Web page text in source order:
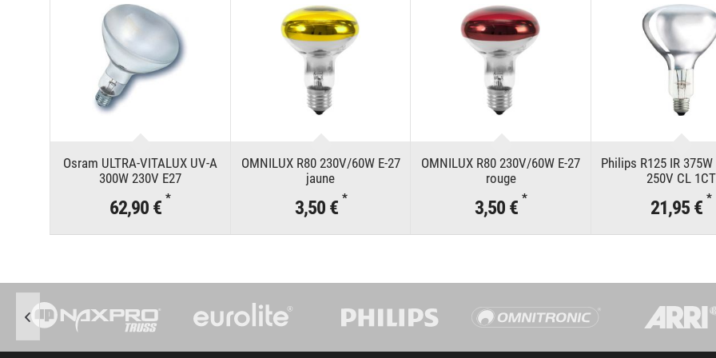
Osram ULTRA-VITALUX UV-A
300W 230V E27
62,90 € *
OMNILUX R80 230V/60W E-27
jaune
3,50 € *
OMNILUX R80 230V/60W E-27
rouge
3,50 € *
Philips R125 IR 375W
250V CL 1CT
21,95 € *